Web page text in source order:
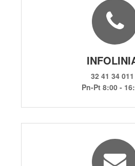
32 41 34 011
Pn-Pt 8:00 -